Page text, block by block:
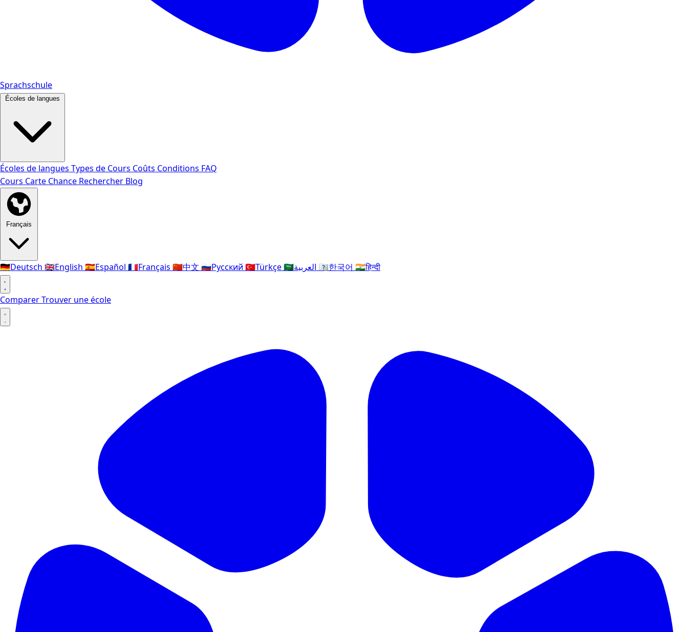
Sprachschule
Écoles de langues
Écoles de langues Types de Cours Coûts Conditions FAQ
Cours Carte Chance Rechercher Blog
Français
🇩🇪Deutsch 🇬🇧English 🇪🇸Español 🇫🇷Français 🇨🇳中文 🇷🇺Русский 🇹🇷Türkçe🇸🇦 🇰🇷한국어 🇮🇳हिन्दी
ComparerTrouver une école